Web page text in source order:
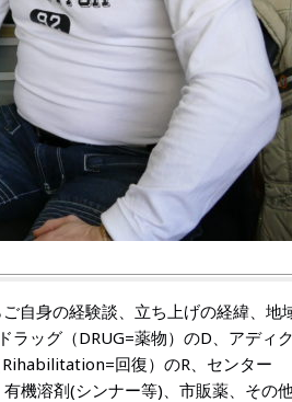
ご自身の経験談、立ち上げの経緯、地
ラッグ（DRUG=薬物）のD、アディ
回復）のR、センター
機溶剤(シンナー等)、市販薬、その